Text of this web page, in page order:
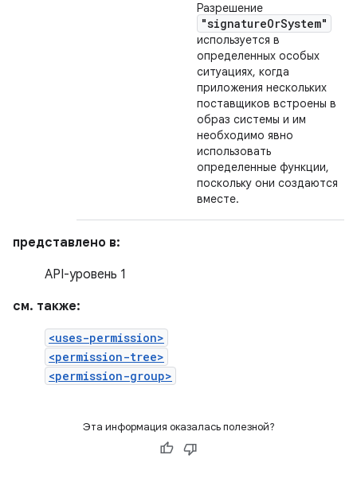
Разрешение
"signatureOrSystem"
используется в
определенных особых
ситуациях, когда
приложения нескольких
поставщиков встроены в
образ системы и им
необходимо явно
использовать
определенные функции,
поскольку они создаются
вместе.
представлено в:
API-уровень 1
см. также:
<uses-permission>
<permission-tree>
<permission-group>
Эта информация оказалась полезной?